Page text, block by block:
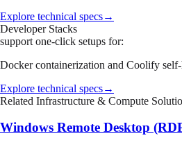
Explore technical specs→
Developer Stacks
support one-click setups for:
Docker containerization and Coolify self-
Explore technical specs→
Related Infrastructure & Compute
Windows Remote Desktop